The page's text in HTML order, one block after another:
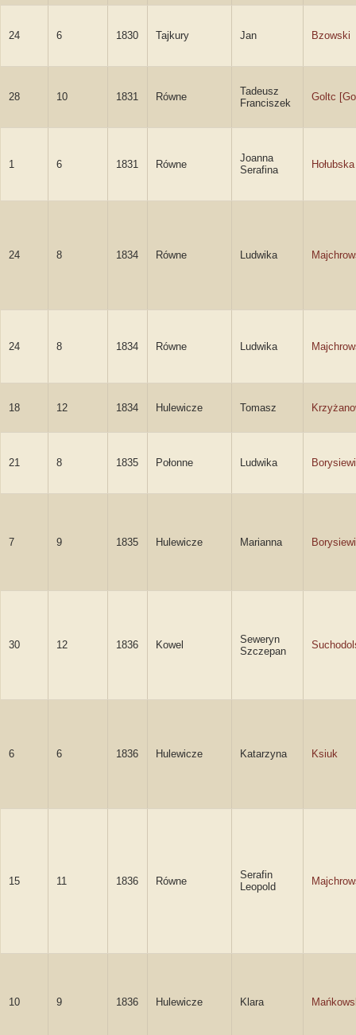
24 6 1830 Tajkury Jan Bzowski
28 10 1831 Równe
Tadeusz
Franciszek
Goltc
1 6 1831 Równe
Joanna
Serafina
Hołubska
24 8 1834 Równe Ludwika
24 8 1834 Równe Ludwika
18 12 1834 Hulewicze Tomasz
21 8 1835 Połonne Ludwika
7 9 1835 Hulewicze Marianna
30 12 1836 Kowel
Seweryn
Szczepan
6 6 1836 Hulewicze Katarzyna Ksiuk
15 11 1836 Równe
Serafin
Leopold
10 9 1836 Hulewicze Klara